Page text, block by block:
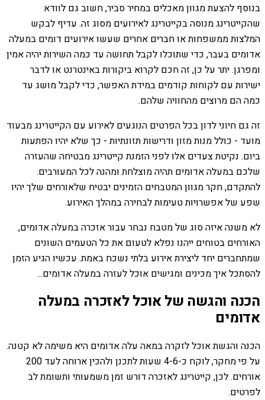
בנוסף להצעת מגוון מאכלים במחיר סביר, חשוב גם לוודא
שהקייטרינג מנוסה בקייטרינג לאירועים מסוג זה. עדיף לבקש
המלצות ממשפחות או חברים אחרים שעשו אירועים דומים במעלה
אדומים בעבר, כדי שתוכלו לקבל תחושה עד כמה השירות יהיה אמין
ומפרגן. יתר על כן, זה חכם לקרוא ביקורות באינטרנט או לדבר
ישירות עם לקוחות קודמים במידת האפשר, כדי לקבל מושג עד
כמה הם מרוצים מהחוויה שלהם.
זה גם חיוני לדון בכל הפרטים הנוגעים לאירוע עם הקייטרינג מבעוד
מועד - כולל מנות מזון ודרישות תזונתיות - כך שלא יהיו הפתעות
ביום. נקיטת צעדים אלו לפני הזמנת קייטרינג מבטיחה שהעזרה
שלכם במעלה אדומים תהיה מוצלחת ומהנה לכל המעורבים.
להתקדם, חקר מגוון המטבחים הזמינים יבטיח שלאורחים שלך יהיו
שפע של אפשרויות טעימות לבחירה במהלך האירוע.
לא משנה איזה סוג של מטבח נבחר עבור אזכרה במעלה אדומים,
האורחים בטוחים ייהנו נפלא לטעום את כל הטעמים השונים
שמתחברים יחד ליצירת אירוע בלתי נשכח באמת. עכשיו הגיע הזמן
להסתכל איך מכינים ומגישים אוכל לעזרה במעלה אדומים...
הכנה והגשה של אוכל לאזכרה במעלה
אדומים
הכנה והגשת אוכל לזקרה במאה עלה אדומים היא משימה לא קטנה.
על פי מחקר, לוקח כ-4-6 שעות לתכנן ולהכין ארוחה לעד 200
אורחים. לכן, קייטרינג לאזכרה דורש זמן משמעותי ותשומת לב
לפרטים.